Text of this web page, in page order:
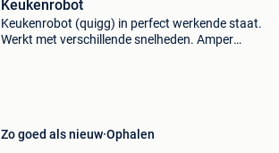
Keukenrobot
Keukenrobot (quigg) in perfect werkende staat.
Werkt met verschillende snelheden. Amper
Zo goed als nieuw Ophalen